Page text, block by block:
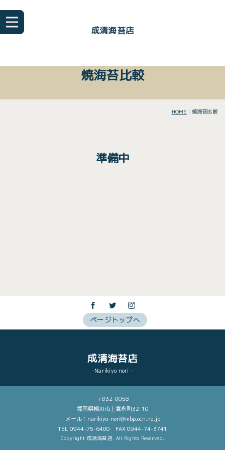
成清海苔店
焼海苔比較
HOME | 焼海苔比較
準備中
ページトップへ
成清海苔店
-Narikiyo nori -
〒832-0058
福岡県柳川市上宮永町32-10
メール：narikiyo-nori@mbp.ocn.ne.jp
TEL 0944-75-6400 FAX 0944-74-3741
Copyright 成清海苔店. All Rights Reserved.